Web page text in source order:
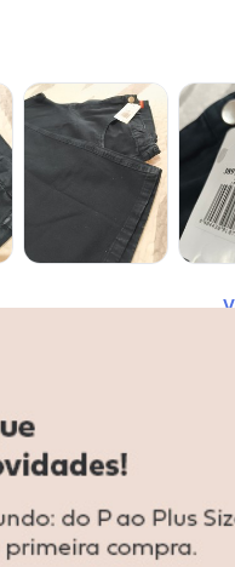
do comprimento?